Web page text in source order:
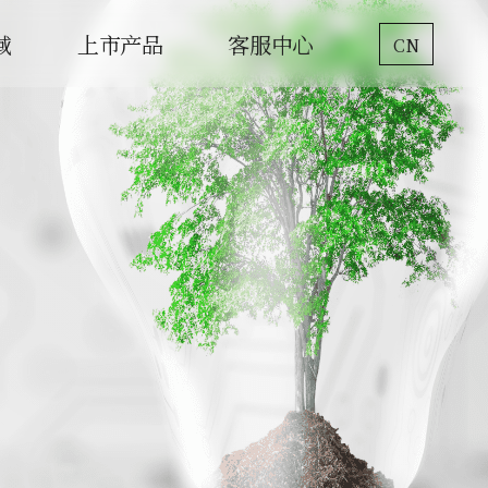
人才派遣
上市产品 手机配件
客服中心
产品支持 CN